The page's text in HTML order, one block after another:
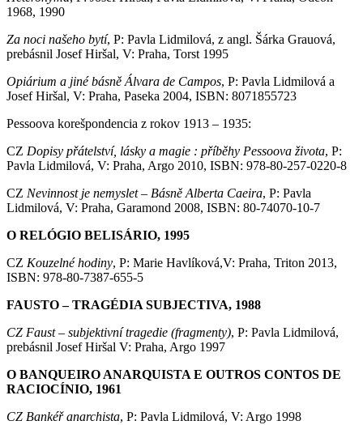
1968, 1990
Za noci našeho bytí, P: Pavla Lidmilová, z angl. Šárka Grauová,
prebásnil Josef Hiršal, V: Praha, Torst 1995
Opiárium a jiné básně Álvara de Campos, P: Pavla Lidmilová a
Josef Hiršal, V: Praha, Paseka 2004, ISBN: 8071855723
Pessoova korešpondencia z rokov 1913 – 1935:
CZ Dopisy přátelství, lásky a magie : příběhy Pessoova života, P:
Pavla Lidmilová, V: Praha, Argo 2010, ISBN: 978-80-257-0220-8
CZ Nevinnost je nemyslet – Básně Alberta Caeira, P: Pavla
Lidmilová, V: Praha, Garamond 2008, ISBN: 80-74070-10-7
O RELÓGIO BELISÁRIO, 1995
CZ Kouzelné hodiny, P: Marie Havlíková,V: Praha, Triton 2013,
ISBN: 978-80-7387-655-5
FAUSTO – TRAGÉDIA SUBJECTIVA, 1988
CZ Faust – subjektivní tragedie (fragmenty), P: Pavla Lidmilová,
prebásnil Josef Hiršal V: Praha, Argo 1997
O BANQUEIRO ANARQUISTA E OUTROS CONTOS DE
RACIOCÍNIO, 1961
CZ Bankéř anarchista, P: Pavla Lidmilová, V: Argo 1998